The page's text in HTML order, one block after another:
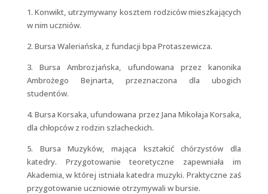
1. Konwikt, utrzymywany kosztem rodziców mieszkających
w nim uczniów.
2. Bursa Waleriańska, z fundacji bpa Protaszewicza.
3. Bursa Ambrozjańska, ufundowana przez kanonika
Ambrożego Bejnarta, przeznaczona dla ubogich
studentów.
4. Bursa Korsaka, ufundowana przez Jana Mikołaja Korsaka,
dla chłopców z rodzin szlacheckich.
5. Bursa Muzyków, mająca kształcić chórzystów dla
katedry. Przygotowanie teoretyczne zapewniała im
Akademia, w której istniała katedra muzyki. Praktyczne zaś
przygotowanie uczniowie otrzymywali w bursie.